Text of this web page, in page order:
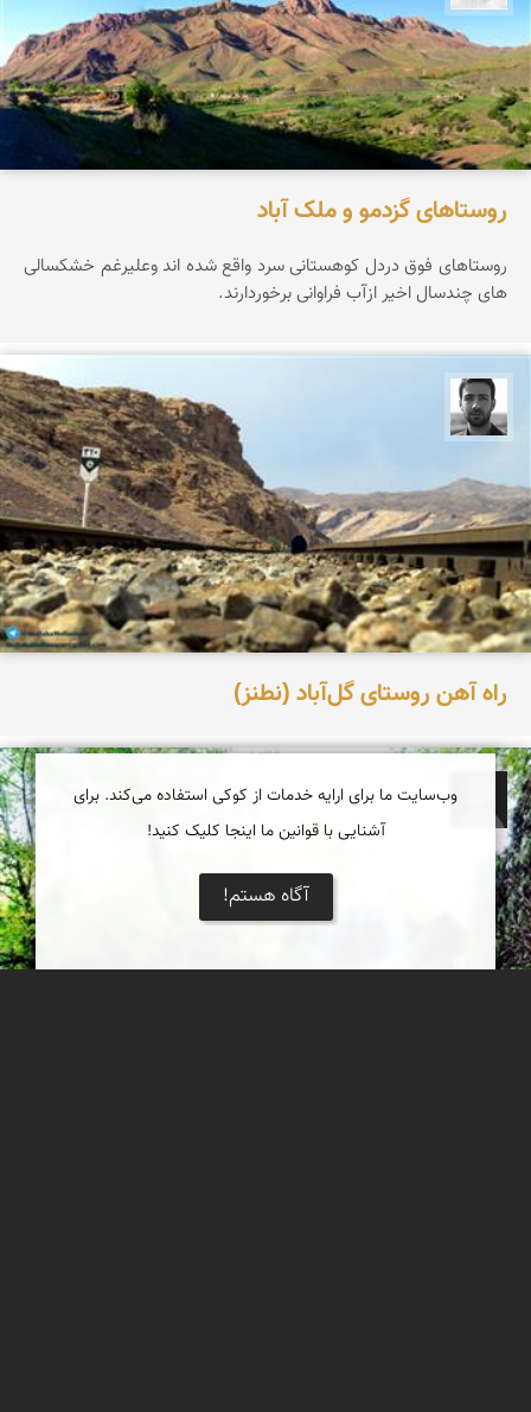
روستاهای گزدمو و ملک آباد
روستاهای فوق دردل کوهستانی سرد واقع شده اند وعلیرغم خشکسالی
های چندسال اخیر ازآب فراوانی برخوردارند.
راه آهن روستای گل‌آباد (نطنز)
فرج الله خیری
وب‌سایت ما برای ارایه خدمات از کوکی استفاده می‌کند. برای
آشنایی با قوانین ما اینجا کلیک کنید!
آگاه هستم!